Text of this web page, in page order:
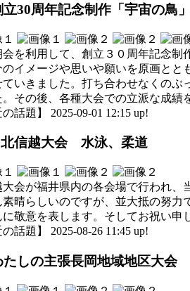
立30周年記念制作「宇宙の鳥
会を利用して、創立３０周年記念制
のイメージや思いや願いを原画と
ていきました。打ち合わせなくの
。その後、各種大会での立派な成績
の話題】 2025-09-01 12:15 up!
北信越大会 水泳、柔道
大会が福井県内の各会場で行われ、
素晴らしいのですが、並大抵の努
に敬意を表します。そしてお祝い申
の話題】 2025-08-26 11:45 up!
たしの主張長岡地域地区大会